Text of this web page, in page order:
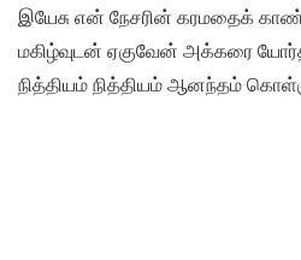
இயேசு என் நேசரின் கரமதைக்
மகிழ்வுடன் ஏகுவேன் அக்கரை
நித்தியம் நித்தியம் ஆனந்தம்